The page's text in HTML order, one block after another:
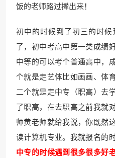
饭的老师路过撵出来！
初中的时候到了初三的时
了，初中考高中第一类成绩
中等的可以考个普通高中，
个就是走艺体比如画画、体
二个就是走中专（职高）去
了职高，在去职高之前我就
师黄老师就给我说，你既然
读计算机专业。我就报名的
中专的时候遇到很多很多好